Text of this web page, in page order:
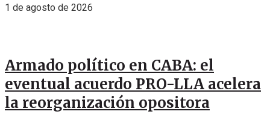
1 de agosto de 2026
Armado político en CABA: el
eventual acuerdo PRO-LLA acelera
la reorganización opositora